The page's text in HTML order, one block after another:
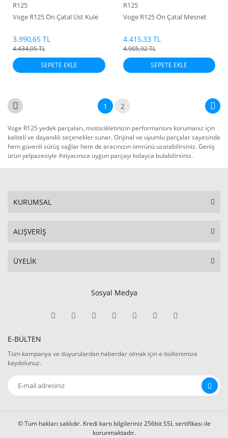
R125
Voge R125 Ön Çatal Üst Kule
3.990,65 TL
4.434,05 TL
SEPETE EKLE
R125
Voge R125 Ön Çatal Mesnet
4.415,33 TL
4.905,92 TL
SEPETE EKLE
1 2
Voge R125 yedek parçaları, motosikletinizin performansını korumanız için
kaliteli ve dayanıklı seçenekler sunar. Orijinal ve uyumlu parçalar sayesinde
hem güvenli sürüş sağlar hem de aracınızın ömrünü uzatabilirsiniz. Geniş
ürün yelpazesiyle ihtiyacınıza uygun parçayı kolayca bulabilirsiniz.
KURUMSAL
ALIŞVERİŞ
ÜYELİK
Sosyal Medya
E-BÜLTEN
Tüm kampanya ve duyurulardan haberdar olmak için e-bültenimize
kaydolunuz.
© Tüm hakları saklıdır. Kredi kartı bilgileriniz 256bit SSL sertifikası ile
korunmaktadır.